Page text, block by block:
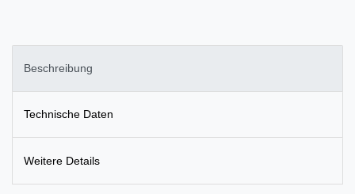
Beschreibung
Technische Daten
Weitere Details